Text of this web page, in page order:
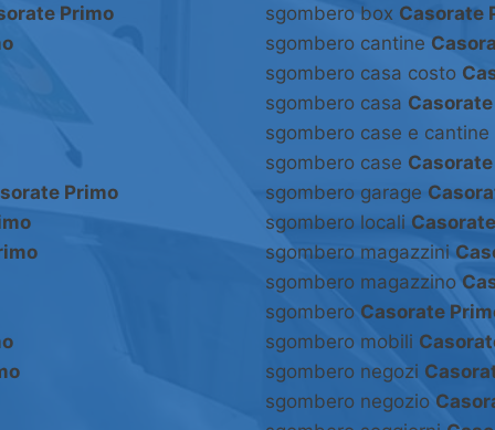
Primo
Primo
sgombero box Casorate
sgombero cantine
sgombero casa costo
sgombero casa
sgombero case e cantine
sgombero case
sgombero garage
sgombero locali
sgombero magazzini
sgombero magazzino
sgombero Casorate
sgombero mobili
sgombero negozi
sgombero negozio